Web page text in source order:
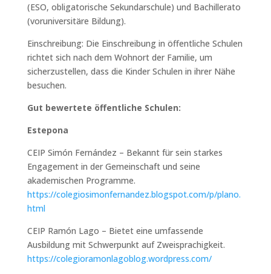
(ESO, obligatorische Sekundarschule) und Bachillerato
(voruniversitäre Bildung).
Einschreibung: Die Einschreibung in öffentliche Schulen
richtet sich nach dem Wohnort der Familie, um
sicherzustellen, dass die Kinder Schulen in ihrer Nähe
besuchen.
Gut bewertete öffentliche Schulen:
Estepona
CEIP Simón Fernández – Bekannt für sein starkes
Engagement in der Gemeinschaft und seine
akademischen Programme.
https://colegiosimonfernandez.blogspot.com/p/plano.
html
CEIP Ramón Lago – Bietet eine umfassende
Ausbildung mit Schwerpunkt auf Zweisprachigkeit.
https://colegioramonlagoblog.wordpress.com/